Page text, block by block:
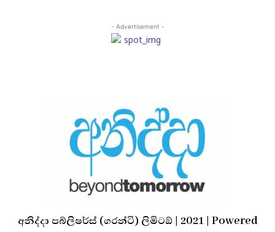
- Advertisement -
අනිද්දා පබ්ලිෂර්ස් (ගරන්ටි) ලිමිටඞ් | 2021 | Powered